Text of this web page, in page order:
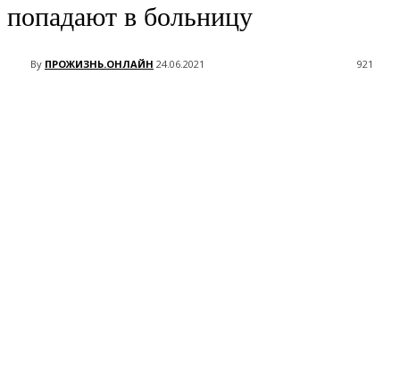
попадают в больницу
By ПРОЖИЗНЬ.ОНЛАЙН 24.06.2021 921